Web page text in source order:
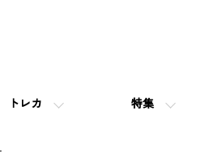
トレカ 特集